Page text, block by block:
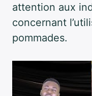
attention aux
concernant
pommades.